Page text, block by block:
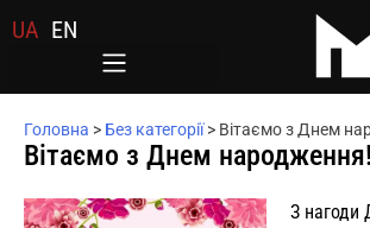
UA EN
Головна > Без категорії> Вітаємо з Днем
Вітаємо з Днем народження!
З нагоди